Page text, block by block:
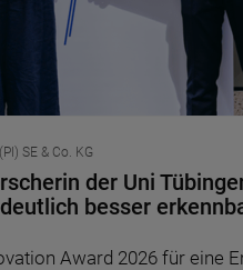
SE & Co. KG
der Uni
besser
Award 2026 für eine